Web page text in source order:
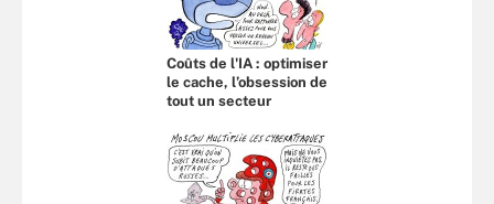
Coûts de l'IA : optimiser
le cache, l’obsession de
tout un secteur